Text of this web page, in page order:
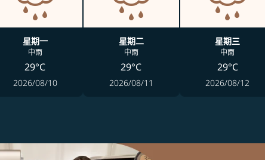
星期一
中雨
29°C
2026/08/10
星期二
中雨
29°C
2026/08/11
星期三
中雨
29°C
2026/08/12